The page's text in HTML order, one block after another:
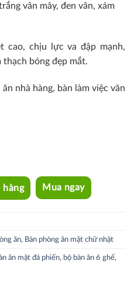
vân mây, đen vân, xám
cao, chịu lực va đập mạnh,
bóng đẹp mắt.
nhà hàng, bàn làm việc văn
hàng Mua ngay
ăn, Bàn phòng ăn mặt chữ nhật
ăn mặt đá phiến, bộ bàn ăn 6 ghế,